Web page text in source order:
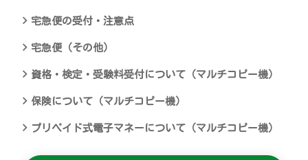
宅急便の受付・注意点
宅急便（その他）
資格・検定・受験料受付について（マルチコピー機）
保険について（マルチコピー機）
プリペイド式電子マネーについて（マルチコピー機）